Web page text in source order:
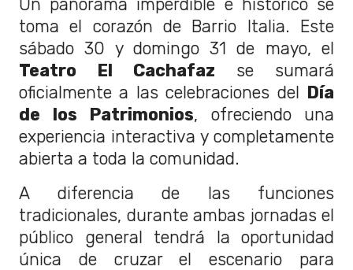
Un panorama imperdible e histórico se
toma el corazón de Barrio Italia. Este
sábado 30 y domingo 31 de mayo, el
Teatro El Cachafaz se sumará
oficialmente a las celebraciones del Día
de los Patrimonios, ofreciendo una
experiencia interactiva y completamente
abierta a toda la comunidad.
A diferencia de las funciones
tradicionales, durante ambas jornadas el
público general tendrá la oportunidad
única de cruzar el escenario para